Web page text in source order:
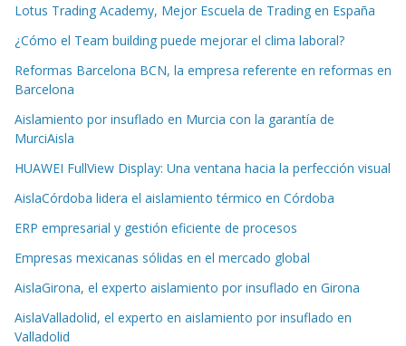
Lotus Trading Academy, Mejor Escuela de Trading en España
¿Cómo el Team building puede mejorar el clima laboral?
Reformas Barcelona BCN, la empresa referente en reformas en
Barcelona
Aislamiento por insuflado en Murcia con la garantía de
MurciAisla
HUAWEI FullView Display: Una ventana hacia la perfección visual
AislaCórdoba lidera el aislamiento térmico en Córdoba
ERP empresarial y gestión eficiente de procesos
Empresas mexicanas sólidas en el mercado global
AislaGirona, el experto aislamiento por insuflado en Girona
AislaValladolid, el experto en aislamiento por insuflado en
Valladolid